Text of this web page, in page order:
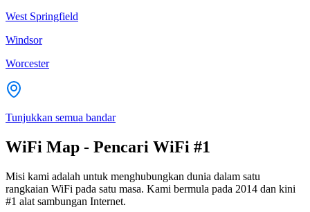
West Springfield
Windsor
Worcester
Tunjukkan semua bandar
WiFi Map - Pencari WiFi #1
Misi kami adalah untuk menghubungkan dunia dalam satu
rangkaian WiFi pada satu masa. Kami bermula pada 2014 dan kini
#1 alat sambungan Internet.